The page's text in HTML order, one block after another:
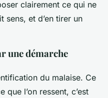
clairement ce qui ne
sens, et d’en tirer un
une démarche
du malaise. Ce
que l’on ressent, c’est